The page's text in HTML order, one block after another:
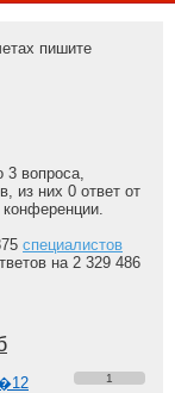
пишите
3 вопроса,
из них 0 ответ от
специалистов
на 2 329 486
1